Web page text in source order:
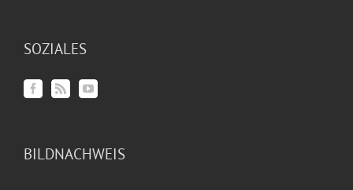
SOZIALES
BILDNACHWEIS